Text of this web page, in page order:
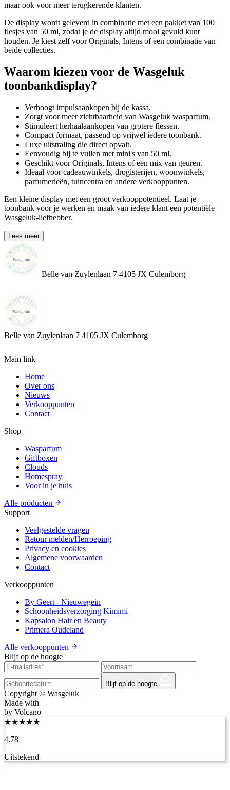
maar ook voor meer terugkerende klanten.
De display wordt geleverd in combinatie met een pakket van 100
flesjes van 50 ml, zodat je de display altijd mooi gevuld kunt
houden. Je kiest zelf voor Originals, Intens of een combinatie van
beide collecties.
Waarom kiezen voor de Wasgeluk
toonbankdisplay?
Verhoogt impulsaankopen bij de kassa.
Zorgt voor meer zichtbaarheid van Wasgeluk wasparfum.
Stimuleert herhaalaankopen van grotere flessen.
Compact formaat, passend op vrijwel iedere toonbank.
Luxe uitstraling die direct opvalt.
Eenvoudig bij te vullen met mini's van 50 ml.
Geschikt voor Originals, Intens of een mix van geuren.
Ideaal voor cadeauwinkels, drogisterijen, woonwinkels,
parfumerieën, tuincentra en andere verkooppunten.
Een kleine display met een groot verkooppotentieel. Laat je
toonbank voor je werken en maak van iedere klant een potentiële
Wasgeluk-liefhebber.
Lees meer
Belle van Zuylenlaan 7 4105 JX Culemborg
Belle van Zuylenlaan 7 4105 JX Culemborg
Main link
Home
Over ons
Nieuws
Verkooppunten
Contact
Shop
Wasparfum
Giftboxen
Clouds
Homespray
Voor in je huis
Alle producten
Support
Veelgestelde vragen
Retour melden/Herroeping
Privacy en cookies
Algemene voorwaarden
Contact
Verkooppunten
By Geert - Nieuwegein
Schoonheidsverzorging Kimimi
Kapsalon Hair en Beauty
Primera Oudeland
Alle verkooppunten
Blijf op de hoogte
Blijf op de hoogte
Copyright © Wasgeluk
Made with
by Volcano
★★★★★
4.78
Uitstekend